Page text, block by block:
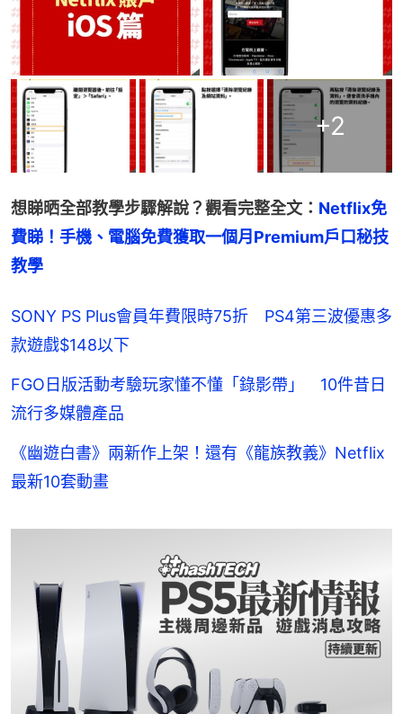
+2
想睇晒全部教學步驟解說？觀看完整全文： Netflix免
費睇！手機、電腦免費獲取一個月Premium戶口秘技
教學
SONY PS Plus會員年費限時75折 PS4第三波優惠多
款遊戲$148以下
FGO日版活動考驗玩家懂不懂「錄影帶」 10件昔日
流行多媒體產品
《幽遊白書》兩新作上架！還有《龍族教義》Netflix
最新10套動畫